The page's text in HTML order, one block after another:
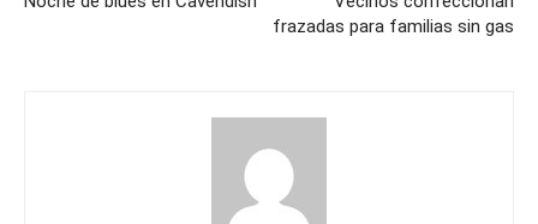
frazadas para familias sin gas